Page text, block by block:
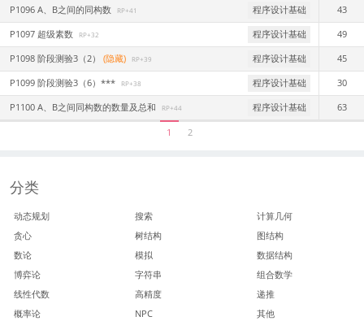
P1096 A、B之间的同构数 RP+41 程序设计基础 43
P1097 超级素数 RP+32 程序设计基础 49
P1098 阶段测验3（2）(隐藏) RP+39 程序设计基础 45
P1099 阶段测验3（6）*** RP+38 程序设计基础 30
P1100 A、B之间同构数的数量及总和 RP+44 程序设计基础 63
1 2
分类
动态规划 搜索
计算几何
贪心
树结构
图结构
数论
模拟
数据结构
博弈论
字符串
组合数学
线性代数
高精度
递推
概率论
NPC 其他